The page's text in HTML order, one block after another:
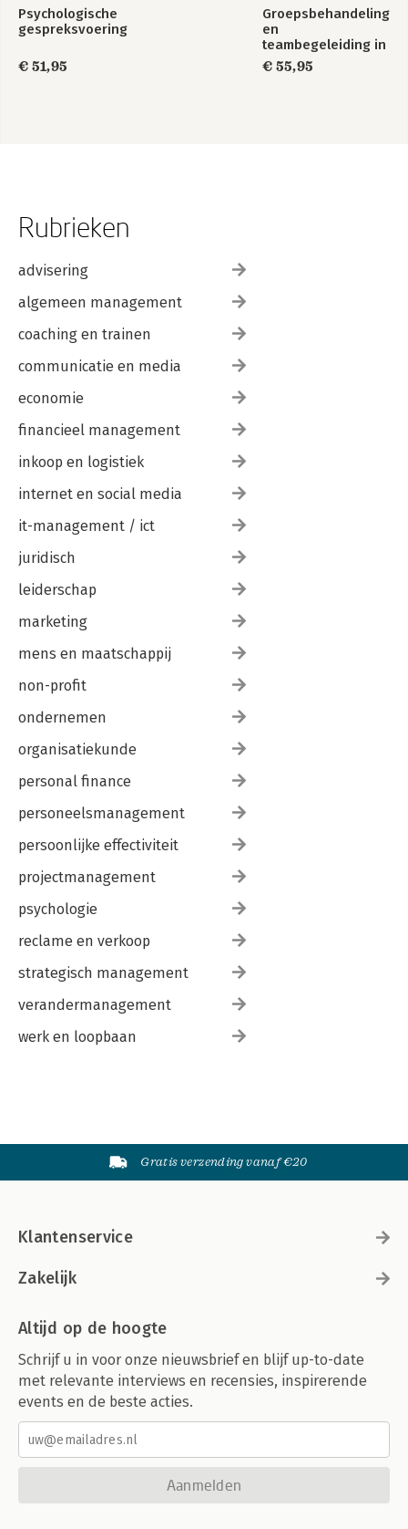
Psychologische
gespreksvoering
€ 51,95
Groepsbehandeling
en
teambegeleiding in
de zorg
€ 55,95
Rubrieken
advisering
algemeen management
coaching en trainen
communicatie en media
economie
financieel management
inkoop en logistiek
internet en social media
it-management / ict
juridisch
leiderschap
marketing
mens en maatschappij
non-profit
ondernemen
organisatiekunde
personal finance
personeelsmanagement
persoonlijke effectiviteit
projectmanagement
psychologie
reclame en verkoop
strategisch management
verandermanagement
werk en loopbaan
Gratis verzending vanaf €20
Klantenservice
Zakelijk
Altijd op de hoogte
Schrijf u in voor onze nieuwsbrief en blijf up-to-date
met relevante interviews en recensies, inspirerende
events en de beste acties.
Aanmelden